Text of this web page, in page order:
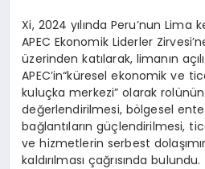
Xi, 2024 yılında Peru’nun Lima
APEC Ekonomik Liderler
üzerinden katılarak, limanın
APEC’in“küresel ekonomik ve
kuluçka merkezi” olarak
değerlendirilmesi, bölgesel
bağlantıların güçlendirilmesi,
ve hizmetlerin serbest
kaldırılması çağrısında bulundu.